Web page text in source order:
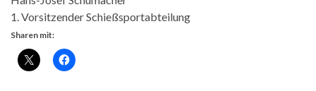
1. Vorsitzender Schießsportabteilung
Sharen mit: